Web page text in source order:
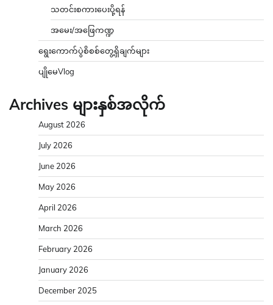
သတင်းစကားပေးပို့ရန်
အမေး/အဖြေကဏ္ဍ
ရွေးကောက်ပွဲစိစစ်တွေ့ရှိချက်များ
ပျိုမေVlog
Archives များနှစ်အလိုက်
August 2026
July 2026
June 2026
May 2026
April 2026
March 2026
February 2026
January 2026
December 2025